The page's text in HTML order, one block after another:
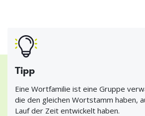
Tipp
Eine Wortfamilie ist eine Gruppe
die den gleichen Wortstamm haben,
Lauf der Zeit entwickelt haben.